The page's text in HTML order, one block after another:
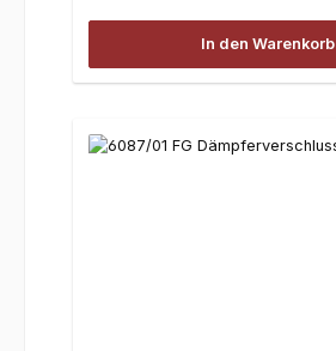
In den Warenkorb